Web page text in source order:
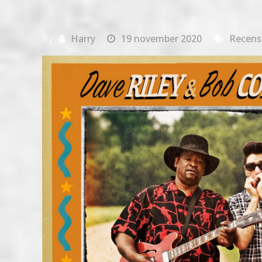
Harry 19 november 2020